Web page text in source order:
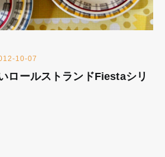
10-07
ロールストランドFiestaシリ